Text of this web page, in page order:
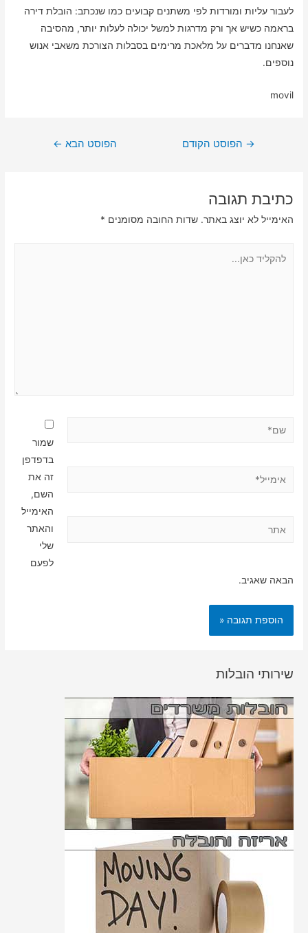
לעבור עליות ומורדות לפי משתנים קבועים כמו שנכתב: הובלת דירה
בראמה כשיש אך ורק מדרגות למשל יכולה לעלות יותר, מהסיבה
שאנחנו מדברים על מלאכת מרימים בסבלות הצורכת משאבי אנוש
נוספים.
movil
ניווט
→ הפוסט הקודם הפוסט הבא ←
כתיבת תגובה
האימייל לא יוצג באתר. שדות החובה מסומנים *
שמור
בדפדפן
זה את
השם,
האימייל
והאתר
שלי
לפעם
הבאה שאגיב.
שירותי הובלות